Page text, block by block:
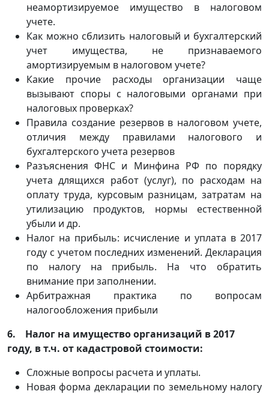
неамортизируемое имущество в налоговом
учете.
Как можно сблизить налоговый и бухгалтерский
учет имущества, не признаваемого
амортизируемым в налоговом учете?
Какие прочие расходы организации чаще
вызывают споры с налоговыми органами при
налоговых проверках?
Правила создание резервов в налоговом учете,
отличия между правилами налогового и
бухгалтерского учета резервов
Разъяснения ФНС и Минфина РФ по порядку
учета длящихся работ (услуг), по расходам на
оплату труда, курсовым разницам, затратам на
утилизацию продуктов, нормы естественной
убыли и др.
Налог на прибыль: исчисление и уплата в 2017
году с учетом последних изменений. Декларация
по налогу на прибыль. На что обратить
внимание при заполнении.
Арбитражная практика по вопросам
налогообложения прибыли
6. Налог на имущество организаций в 2017
году, в т.ч. от кадастровой стоимости:
Сложные вопросы расчета и уплаты.
Новая форма декларации по земельному налогу